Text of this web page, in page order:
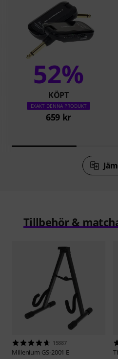
52%
KÖPT
EXAKT DENNA PRODUKT
659 kr
Tillbehör &
15887
Millenium GS-2001 E